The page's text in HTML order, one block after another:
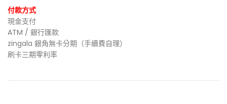
付款方式
現金支付
ATM / 銀行匯款
zingala 銀角無卡分期（手續費自理）
刷卡三期零利率